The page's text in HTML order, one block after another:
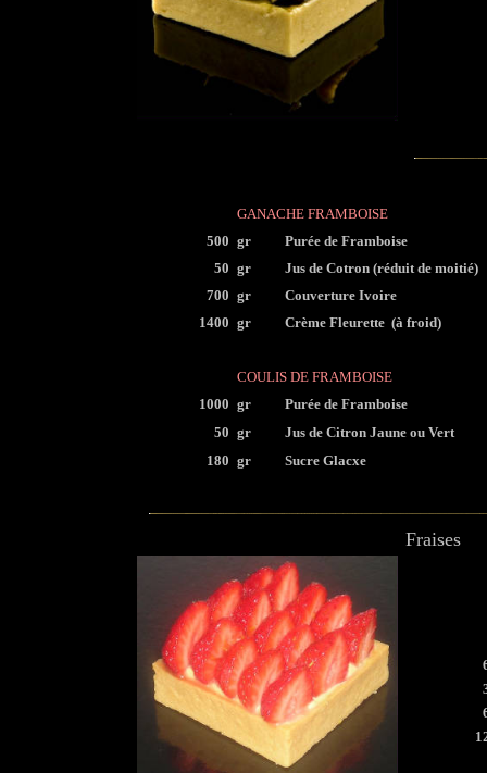
GANACHE FRAMBOISE
500 gr
Purée de Framboise
50 gr
Jus de Cotron (réduit de moitié)
700 gr
Couverture Ivoire
1400 gr Crème Fleurette (à froid)
COULIS DE FRAMBOISE
1000 gr
Purée de Framboise
50 gr
Jus de Citron Jaune ou Vert
180 gr Sucre Glacxe
Fraises